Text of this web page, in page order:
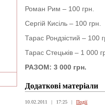
Роман Рим – 100 грн.
Сергій Кисіль – 100 грн.
Тарас Рондзістий – 100
Тарас Стецьків – 1 000
РАЗОМ: 3 000 грн.
Додаткові матеріали
10.02.2011 | 17:25 | Події